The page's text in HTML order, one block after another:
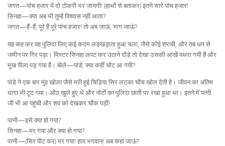
जगत—पांच हजार में दो टोकरी भर जायगी! (हाथों से बताकर) इतने सारे पांच हजार!
सिनहा—क्या अब भी तुम्हें विश्वास नहीं आता?
जगत—हैं-हैं, पूरे हैं पूरे पांच हजार! तो अब जाऊं, भाग जाऊं?
यह कह कर वह पुलिंदा लिए कई कदम लड़खड़ाता हुआ चला, जैसे कोई शराबी, और तब धम से
जमीन पर गिर पड़ा। मिस्टर सिनहा लपट कर उठाने दौड़े तो देखा उसकी आंखें पथरा गयी हैं और
मुख पीला पड़ गया है। बोले—पांडे, क्या कहीं चोट आ गयी?
पांडे ने एक बार मुंह खोला जैसे मरी हुई चिड़िया सिर लटका चोंच खोल देती है। जीवन का अंतिम
धागा भी टूट गया। ओंठ खुले हुए थे और नोटों का पुलिंदा छाती पर रखा हुआ था। इतने में पत्नी
जी भी आ पहुंची और शव को देखकर चौंक पड़ीं!
पत्नी—इसे क्या हो गया?
सिनहा—मर गया और क्या हो गया?
पत्नी—(सिर पीट कर) मर गया! हाय भगवान्! अब कहां जाऊं?